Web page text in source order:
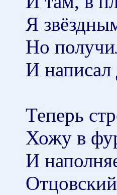
Я
Но
И написал
Теперь
Хожу в
И